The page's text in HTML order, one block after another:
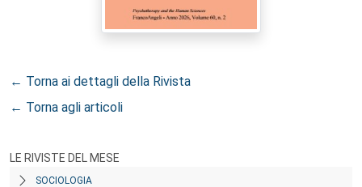
← Torna ai dettagli della Rivista
← Torna agli articoli
LE RIVISTE DEL MESE
SOCIOLOGIA